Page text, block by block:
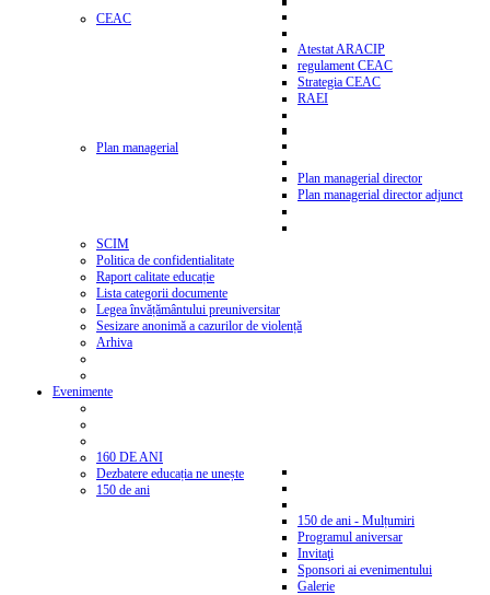
CEAC
Atestat ARACIP
regulament CEAC
Strategia CEAC
RAEI
Plan managerial
Plan managerial director
Plan managerial director adjunct
SCIM
Politica de confidentialitate
Raport calitate educație
Lista categorii documente
Legea învățământului preuniversitar
Sesizare anonimă a cazurilor de violență
Arhiva
Evenimente
160 DE ANI
Dezbatere educația ne unește
150 de ani
150 de ani - Mulțumiri
Programul aniversar
Invitaţi
Sponsori ai evenimentului
Galerie